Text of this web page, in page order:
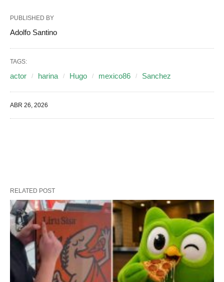
PUBLISHED BY
Adolfo Santino
TAGS:
actor harina Hugo mexico86 Sanchez
ABR 26, 2026
RELATED POST